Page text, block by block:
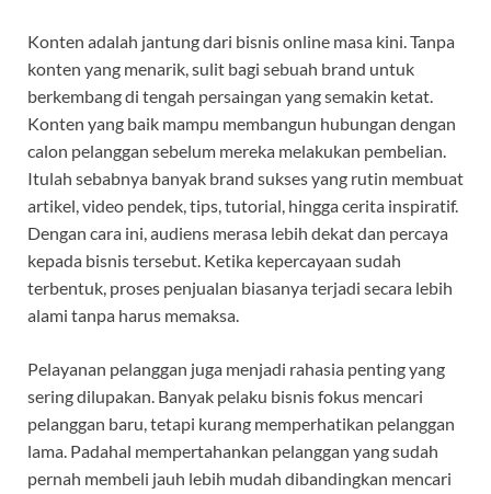
Konten adalah jantung dari bisnis online masa kini. Tanpa
konten yang menarik, sulit bagi sebuah brand untuk
berkembang di tengah persaingan yang semakin ketat.
Konten yang baik mampu membangun hubungan dengan
calon pelanggan sebelum mereka melakukan pembelian.
Itulah sebabnya banyak brand sukses yang rutin membuat
artikel, video pendek, tips, tutorial, hingga cerita inspiratif.
Dengan cara ini, audiens merasa lebih dekat dan percaya
kepada bisnis tersebut. Ketika kepercayaan sudah
terbentuk, proses penjualan biasanya terjadi secara lebih
alami tanpa harus memaksa.
Pelayanan pelanggan juga menjadi rahasia penting yang
sering dilupakan. Banyak pelaku bisnis fokus mencari
pelanggan baru, tetapi kurang memperhatikan pelanggan
lama. Padahal mempertahankan pelanggan yang sudah
pernah membeli jauh lebih mudah dibandingkan mencari